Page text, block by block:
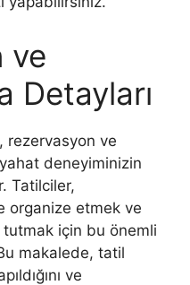
ve
Detayları
rezervasyon ve
deneyiminizin
Tatilciler,
organize etmek ve
için bu önemli
makalede, tatil
ve